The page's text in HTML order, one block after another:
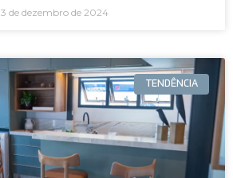
3 de dezembro de 2024
TENDÊNCIA